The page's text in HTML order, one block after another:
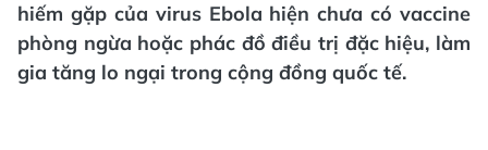
hiếm gặp của virus Ebola hiện chưa có vaccine
phòng ngừa hoặc phác đồ điều trị đặc hiệu, làm
gia tăng lo ngại trong cộng đồng quốc tế.